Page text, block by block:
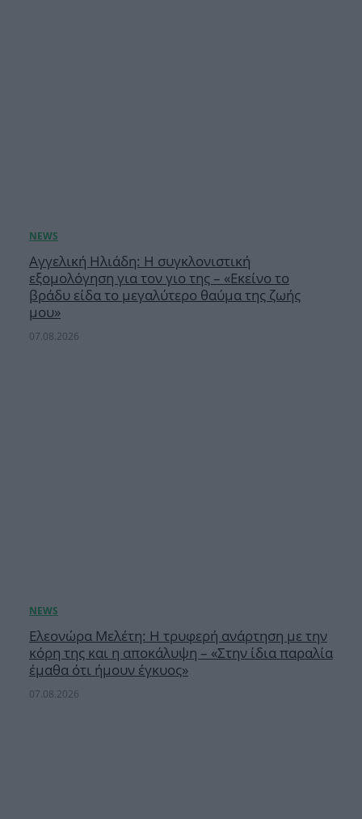
Αγγελική Ηλιάδη: Η συγκλονιστική
εξομολόγηση για τον γιο της – «Εκείνο το
βράδυ είδα το μεγαλύτερο θαύμα της ζωής
μου»
07.08.2026
Ελεονώρα Μελέτη: Η τρυφερή ανάρτηση με την
κόρη της και η αποκάλυψη – «Στην ίδια παραλία
έμαθα ότι ήμουν έγκυος»
07.08.2026